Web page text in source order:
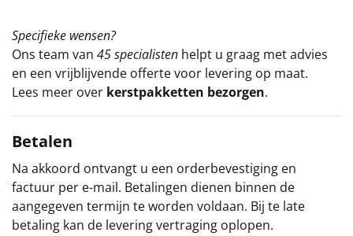
Specifieke wensen?
Ons team van 45 specialisten helpt u graag met advies
en een vrijblijvende offerte voor levering op maat.
Lees meer over kerstpakketten bezorgen.
Betalen
Na akkoord ontvangt u een orderbevestiging en
factuur per e-mail. Betalingen dienen binnen de
aangegeven termijn te worden voldaan. Bij te late
betaling kan de levering vertraging oplopen.